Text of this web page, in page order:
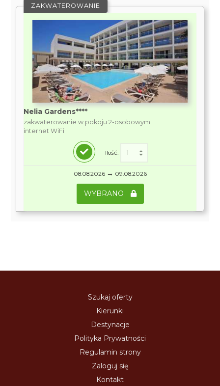
ZAKWATEROWANIE
Nelia Gardens****
zakwaterowanie w pokoju 2-osobowym
internet WiFi
Ilość:
08.08.2026 → 09.08.2026
WYBRANO
Szukaj oferty
Kierunki
Destynacje
Polityka Prywatności
Regulamin strony
Zaloguj się
Kontakt